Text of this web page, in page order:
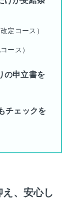
定コース）
ース）
の申立書を
チェックを
、安心し